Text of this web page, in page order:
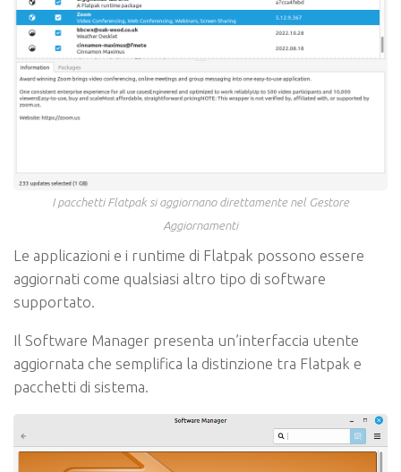
I pacchetti Flatpak si aggiornano direttamente nel Gestore
Aggiornamenti
Le applicazioni e i runtime di Flatpak possono essere
aggiornati come qualsiasi altro tipo di software
supportato.
Il Software Manager presenta un’interfaccia utente
aggiornata che semplifica la distinzione tra Flatpak e
pacchetti di sistema.